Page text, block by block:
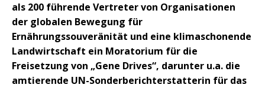
als 200 führende Vertreter von Organisationen
der globalen Bewegung für
Ernährungssouveränität und eine klimascho­nende
Landwirtschaft ein Moratorium für die
Freisetzung von „Gene Drives“, darunter u.a. die
amtierende UN-Sonderberichterstatterin für das